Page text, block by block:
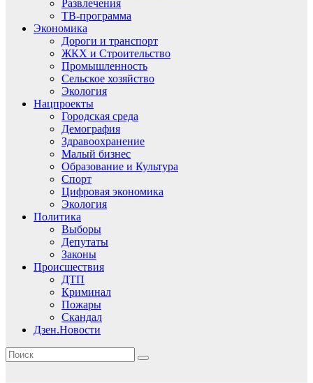
Развлечения
ТВ-программа
Экономика
Дороги и транспорт
ЖКХ и Строительство
Промышленность
Сельское хозяйство
Экология
Нацпроекты
Городская среда
Демография
Здравоохранение
Малый бизнес
Образование и Культура
Спорт
Цифровая экономика
Экология
Политика
Выборы
Депутаты
Законы
Происшествия
ДТП
Криминал
Пожары
Скандал
Дзен.Новости